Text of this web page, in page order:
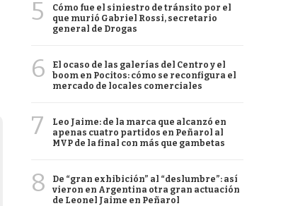
5
Cómo fue el siniestro de tránsito por el
que murió Gabriel Rossi, secretario
general de Drogas
6
El ocaso de las galerías del Centro y el
boom en Pocitos: cómo se reconfigura el
mercado de locales comerciales
7
Leo Jaime: de la marca que alcanzó en
apenas cuatro partidos en Peñarol al
MVP de la final con más que gambetas
8
De “gran exhibición” al “deslumbre”: así
vieron en Argentina otra gran actuación
de Leonel Jaime en Peñarol